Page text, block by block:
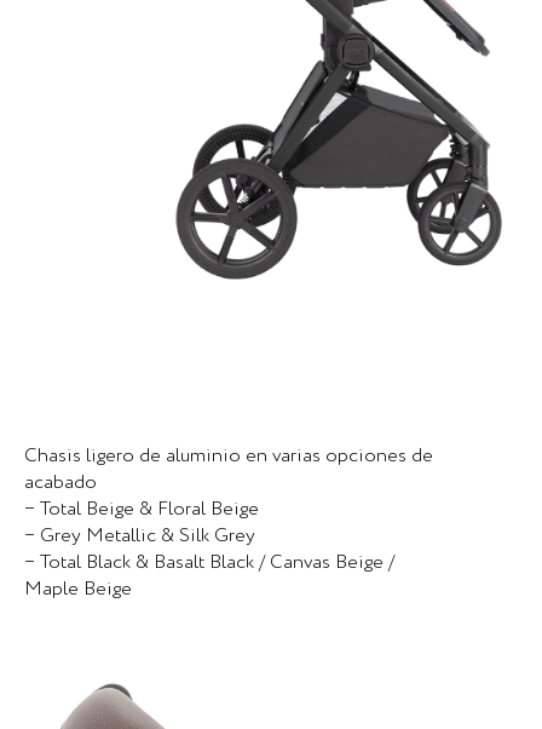
Chasis ligero de aluminio en varias opciones de
acabado
− Total Beige & Floral Beige
− Grey Metallic & Silk Grey
− Total Black & Basalt Black / Canvas Beige /
Maple Beige